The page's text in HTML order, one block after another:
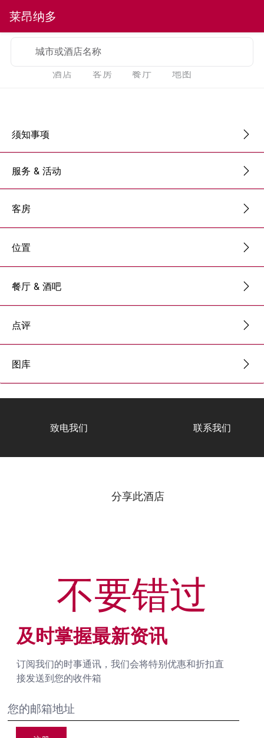
莱昂纳多
城市或酒店名称
酒店 客房 餐厅 地图
须知事项
服务 & 活动
客房
位置
餐厅 & 酒吧
点评
图库
致电我们 联系我们
分享此酒店
及时掌握最新资讯
订阅我们的时事通讯，我们会将特别优惠和折扣直
接发送到您的收件箱
不要错过